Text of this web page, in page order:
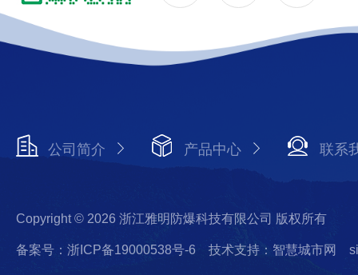
公司简介 产品中心 联系
Copyright © 2026 浙江雅明防爆科技有限公司 版权所有
备案号：浙ICP备19000538号-6 技术支持：智慧城市网